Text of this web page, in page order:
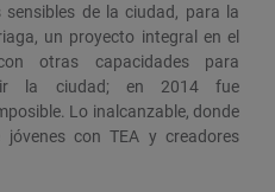
de la ciudad, para la
un proyecto integral en el
otras capacidades para
la ciudad; en 2014 fue
Lo inalcanzable, donde
con TEA y creadores